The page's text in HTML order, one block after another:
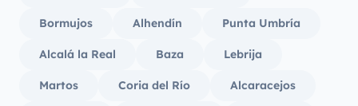
Bormujos Alhendín Punta Umbría
Alcalá la Real Baza Lebrija
Martos Coria del Río Alcaracejos